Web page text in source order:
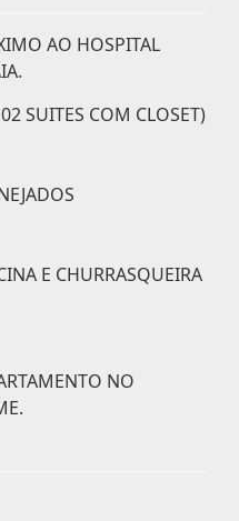
AO HOSPITAL
SUITES COM CLOSET)
E CHURRASQUEIRA
NO